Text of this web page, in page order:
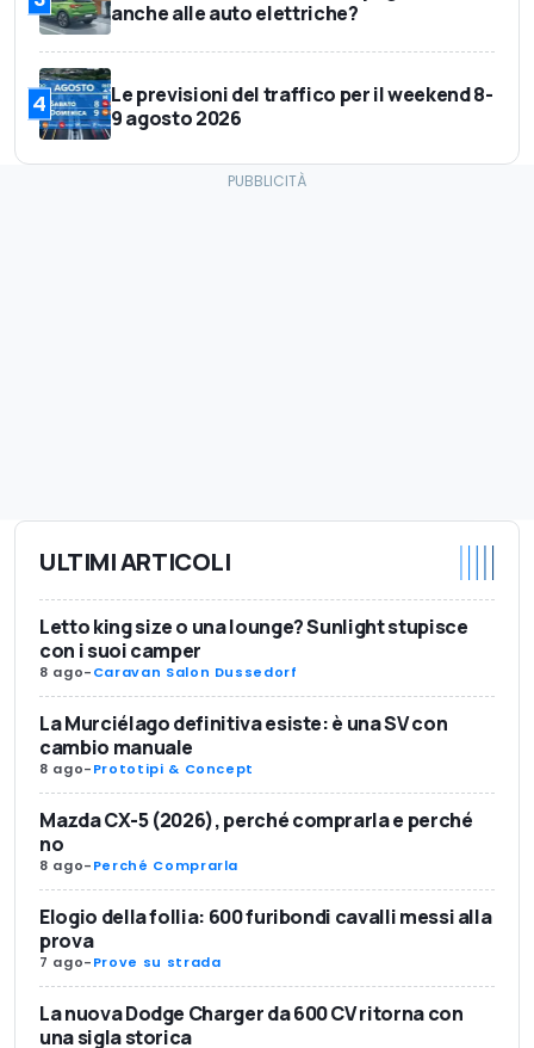
anche alle auto elettriche?
4
Le previsioni del traffico per il weekend 8-
9 agosto 2026
ULTIMI ARTICOLI
Letto king size o una lounge? Sunlight stupisce
con i suoi camper
8 ago-Caravan Salon Dussedorf
La Murciélago definitiva esiste: è una SV con
cambio manuale
8 ago-Prototipi & Concept
Mazda CX-5 (2026), perché comprarla e perché
no
8 ago-Perché Comprarla
Elogio della follia: 600 furibondi cavalli messi alla
prova
7 ago-Prove su strada
La nuova Dodge Charger da 600 CV ritorna con
una sigla storica